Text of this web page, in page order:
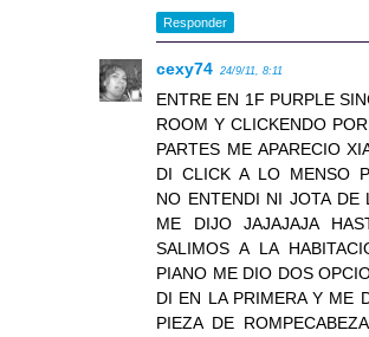
Responder
cexy74 24/9/11, 8:11
ENTRE EN 1F PURPLE
ROOM Y CLICKENDO
PARTES ME APARECIO
DI CLICK A LO MENSO
NO ENTENDI NI JOTA DE
ME DIJO JAJAJAJA
SALIMOS A LA
PIANO ME DIO DOS
DI EN LA PRIMERA Y ME
PIEZA DE